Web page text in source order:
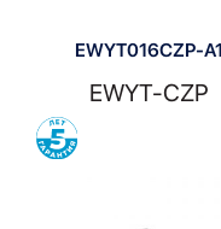
EWYT016CZP-A1
EWYT-CZP